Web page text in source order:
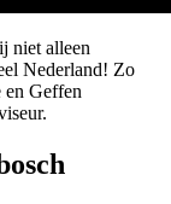
niet alleen
Nederland! Zo
en Geffen